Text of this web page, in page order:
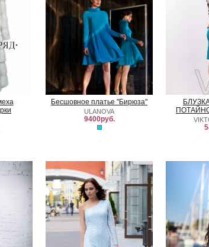
Бесшовное платье "Бирюза"
ULANOVA
9400руб.